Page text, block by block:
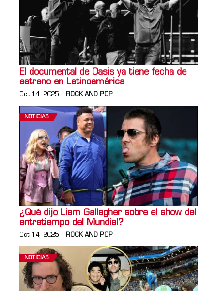
El documental de Oasis ya tiene fecha de
estreno en Latinoamérica
Oct 14, 2025 ROCK AND POP
NOTICIAS
¿Qué dijo Liam Gallagher sobre el show del
entretiempo del Mundial?
Oct 14, 2025 ROCK AND POP
NOTICIAS